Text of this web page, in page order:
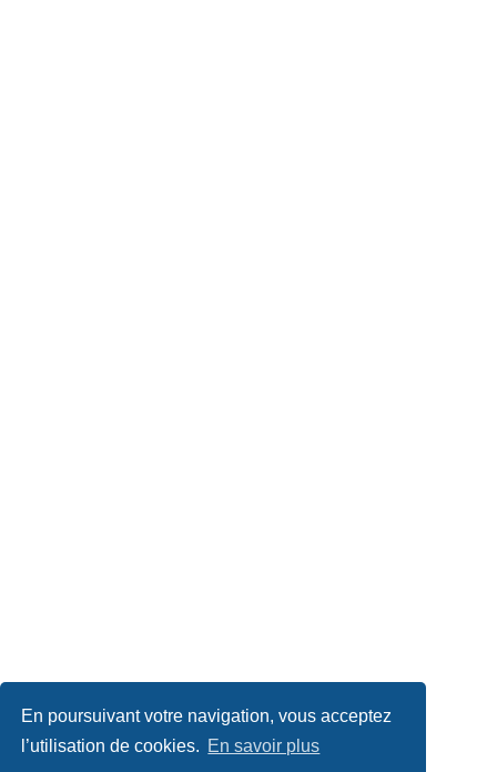
En poursuivant votre navigation, vous acceptez
l’utilisation de cookies. En savoir plus